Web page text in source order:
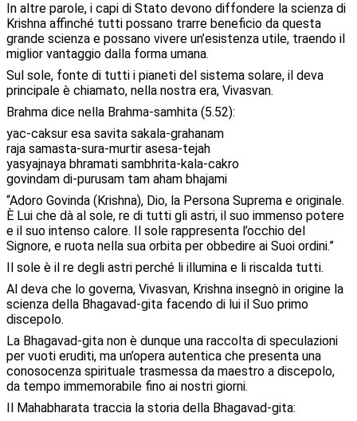
In altre parole, i capi di Stato devono diffondere la scienza di
Krishna affinché tutti possano trarre beneficio da questa
grande scienza e possano vivere un’esistenza utile, traendo il
miglior vantaggio dalla forma umana.
Sul sole, fonte di tutti i pianeti del sistema solare, il deva
principale è chiamato, nella nostra era, Vivasvan.
Brahma dice nella Brahma-samhita (5.52):
yac-caksur esa savita sakala-grahanam
raja samasta-sura-murtir asesa-tejah
yasyajnaya bhramati sambhrita-kala-cakro
govindam di-purusam tam aham bhajami
“Adoro Govinda (Krishna), Dio, la Persona Suprema e originale.
È Lui che dà al sole, re di tutti gli astri, il suo immenso potere
e il suo intenso calore. Il sole rappresenta l’occhio del
Signore, e ruota nella sua orbita per obbedire ai Suoi ordini.”
Il sole è il re degli astri perché li illumina e li riscalda tutti.
Al deva che lo governa, Vivasvan, Krishna insegnò in origine la
scienza della Bhagavad-gita facendo di lui il Suo primo
discepolo.
La Bhagavad-gita non è dunque una raccolta di speculazioni
per vuoti eruditi, ma un’opera autentica che presenta una
conosocenza spirituale trasmessa da maestro a discepolo,
da tempo immemorabile fino ai nostri giorni.
Il Mahabharata traccia la storia della Bhagavad-gita: